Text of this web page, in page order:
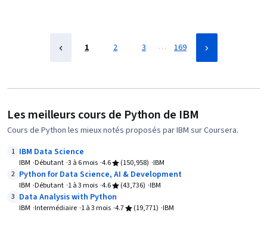
1 2 3 … 169
Les meilleurs cours de Python de IBM
Cours de Python les mieux notés proposés par IBM sur Coursera.
1 IBM Data Science
IBM Débutant 3 à 6 mois 4.6 (150,958) IBM
2 Python for Data Science, AI & Development
IBM Débutant 1 à 3 mois 4.6 (43,736) IBM
3 Data Analysis with Python
IBM Intermédiaire 1 à 3 mois 4.7 (19,771) IBM